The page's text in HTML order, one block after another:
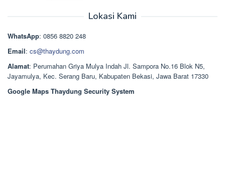
Rp1.378.000.
Lokasi Kami
WhatsApp: 0856 8820 248
Email: cs@thaydung.com
Alamat: Perumahan Griya Mulya Indah Jl. Sampora No.16 Blok N5,
Jayamulya, Kec. Serang Baru, Kabupaten Bekasi, Jawa Barat 17330
Google Maps Thaydung Security System